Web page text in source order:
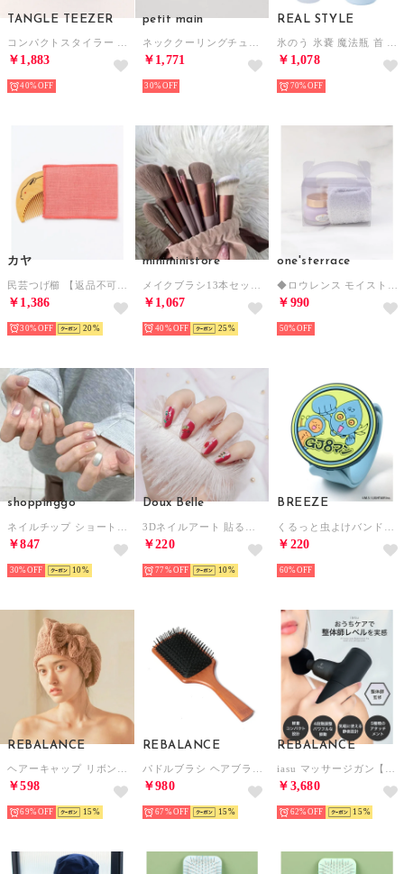
TANGLE TEEZER
￥1,883
40%
petit main
￥1,771
30%
REAL STYLE
￥1,078
70%
カヤ
￥1,386
30% 20
miniministore
￥1,067
40% 25
one'sterrace
￥990
50%
shoppinggo
￥847
30% 10
Doux Belle
￥220
77% 10
BREEZE
￥220
60%
REBALANCE
￥598
69% 15
REBALANCE
￥980
67% 15
REBALANCE
￥3,680
62% 15